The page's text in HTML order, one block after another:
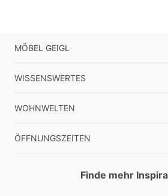
MÖBEL GEIGL
WISSENSWERTES
WOHNWELTEN
ÖFFNUNGSZEITEN
Finde mehr